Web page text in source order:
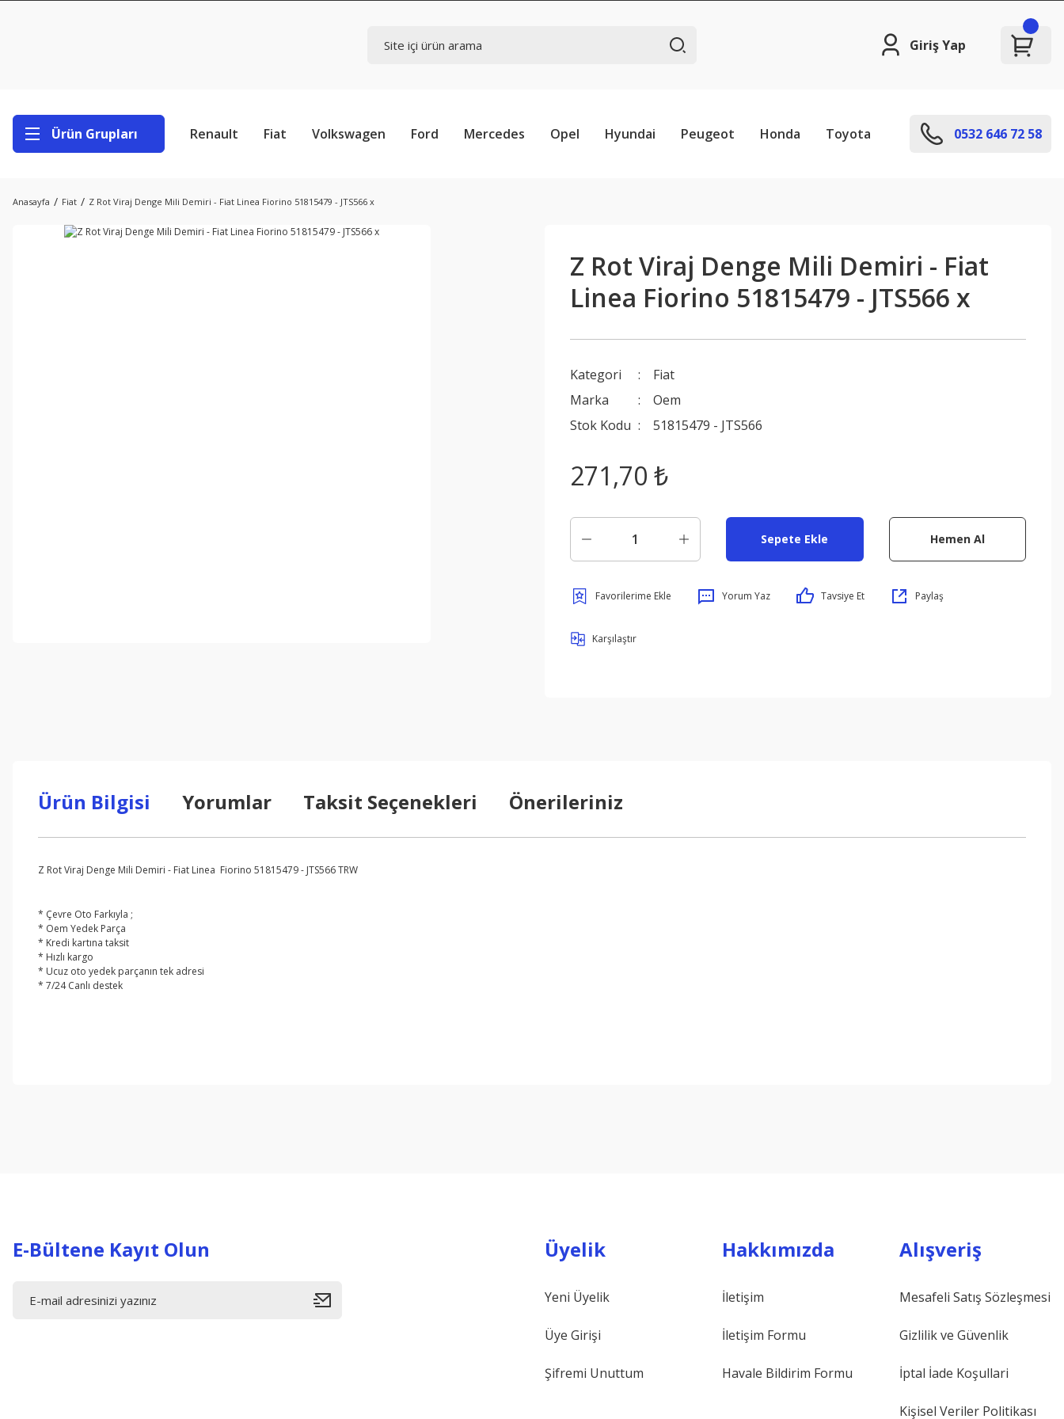
Giriş Yap
Ürün Grupları Renault Fiat Volkswagen Ford Mercedes Opel Hyundai Peugeot Honda Toyota 0532 646 72 58
Anasayfa Fiat Z Rot Viraj Denge Mili Demiri - Fiat Linea Fiorino 51815479 - JTS566 x
Z Rot Viraj Denge Mili Demiri - Fiat
Linea Fiorino 51815479 - JTS566 x
Kategori
Fiat
Marka
Oem
Stok Kodu
51815479 - JTS566
271,70 ₺
Sepete Ekle Hemen Al
Yorum Yaz Tavsiye Et Paylaş
Karşılaştır
Ürün Bilgisi Yorumlar Taksit Seçenekleri Önerileriniz
Z Rot Viraj Denge Mili Demiri - Fiat Linea Fiorino 51815479 - JTS566 TRW
* Çevre Oto Farkıyla ;
* Oem Yedek Parça
* Kredi kartına taksit
* Hızlı kargo
* Ucuz oto yedek parçanın tek adresi
* 7/24 Canlı destek
E-Bültene Kayıt Olun Üyelik
Yeni Üyelik
Üye Girişi
Şifremi Unuttum
Hakkımızda
İletişim
İletişim Formu
Havale Bildirim Formu
Alışveriş
Mesafeli Satış Sözleşmesi
Gizlilik ve Güvenlik
İptal İade Koşullari
Kişisel Veriler Politikası